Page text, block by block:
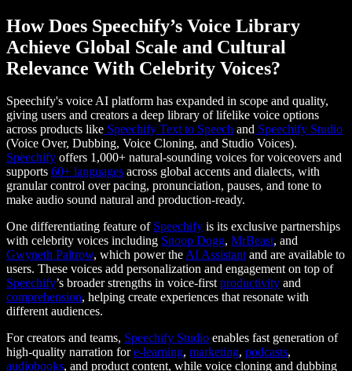
How Does Speechify’s Voice Library
Achieve Global Scale and Cultural
Relevance With Celebrity Voices?
Speechify's voice AI platform has expanded in scope and quality,
giving users and creators a deep library of lifelike voice options
across products like Speechify Text to Speech and Speechify Studio
(Voice Over, Dubbing, Voice Cloning, and Studio Voices).
Speechify offers 1,000+ natural-sounding voices for voiceovers and
supports 60+ languages across global accents and dialects, with
granular control over pacing, pronunciation, pauses, and tone to
make audio sound natural and production-ready.
One differentiating feature of Speechify is its exclusive partnerships
with celebrity voices including Snoop Dogg, MrBeast, and
Gwyneth Paltrow, which power theAI Assistantand are available to
users. These voices add personalization and engagement on top of
Speechify’s broader strengths in voice-firstproductivity and
comprehension, helping create experiences that resonate with
different audiences.
For creators and teams, Speechify Studio enables fast generation of
high-quality narration fore-learning, marketing, podcasts,
audiobooks, and product content, while voice cloning and dubbing